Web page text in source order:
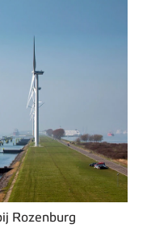
Rozenburg